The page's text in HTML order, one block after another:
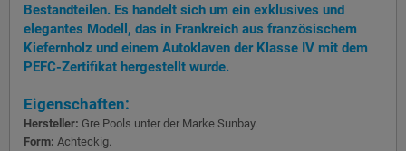
Bestandteilen. Es handelt sich um ein exklusives und
elegantes Modell, das in Frankreich aus französischem
Kiefernholz und einem Autoklaven der Klasse IV mit dem
PEFC-Zertifikat hergestellt wurde.
Eigenschaften:
Hersteller: Gre Pools unter der Marke Sunbay.
Form: Achteckig.